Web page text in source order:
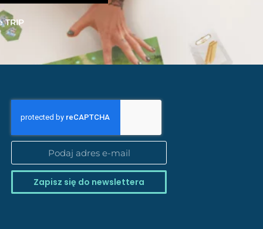
TRIP
Zapisz się do newslettera